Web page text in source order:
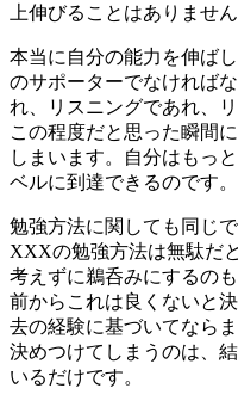
上伸びることはありません
本当に自分の能力を伸ば
のサポーターでなければ
れ、リスニングであれ、
この程度だと思った瞬間
しまいます。自分はもっ
ベルに到達できるのです。
勉強方法に関しても同じ
XXXの勉強方法は無駄だ
考えずに鵜呑みにするの
前からこれは良くないと
去の経験に基づいてなら
決めつけてしまうのは、
いるだけです。